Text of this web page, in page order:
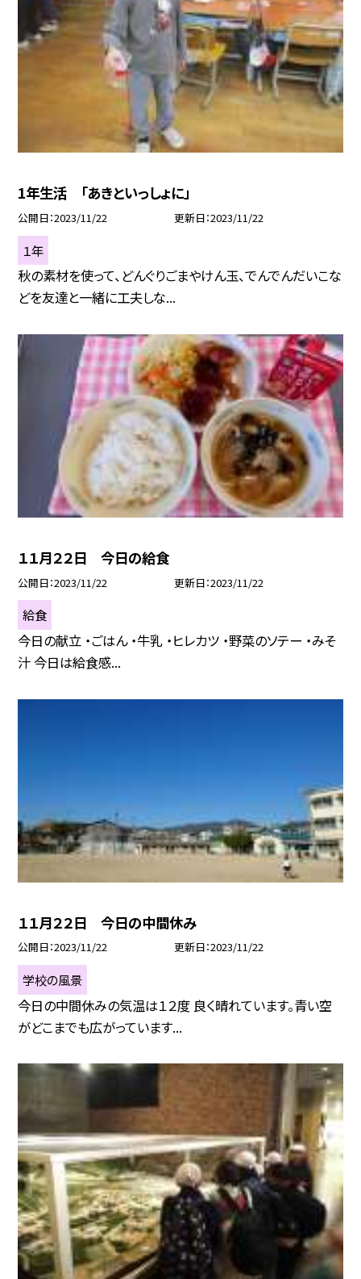
1年生活 「あきといっしょに」
公開日 2023/11/22 更新日 2023/11/22
１年
秋の素材を使って、どんぐりごまやけん玉、でんでんだいこな
どを友達と一緒に工夫しな...
１１月２２日 今日の給食
公開日 2023/11/22 更新日 2023/11/22
給食
今日の献立 ・ごはん ・牛乳 ・ヒレカツ ・野菜のソテー ・みそ
汁 今日は給食感...
１１月２２日 今日の中間休み
公開日 2023/11/22 更新日 2023/11/22
学校の風景
今日の中間休みの気温は１２度 良く晴れています。青い空
がどこまでも広がっています...